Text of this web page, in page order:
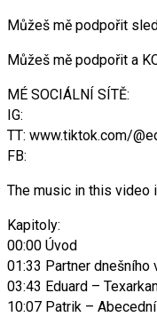
Můžeš mě podpořit
Můžeš mě podpořit a
MÉ SOCIÁLNÍ SÍTĚ:
IG:
TT: www.tiktok.com/
FB:
The music in this video
Kapitoly:
00:00 Úvod
01:33 Partner dnešního
03:43 Eduard –
10:07 Patrik –